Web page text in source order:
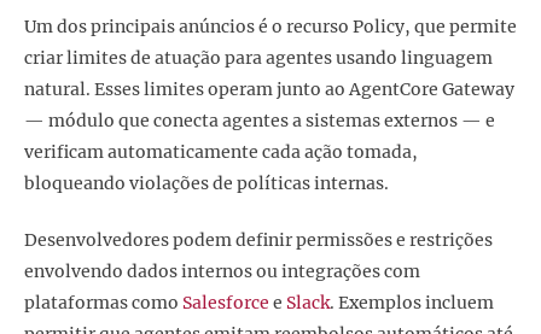
Um dos principais anúncios é o recurso Policy, que permite
criar limites de atuação para agentes usando linguagem
natural. Esses limites operam junto ao AgentCore Gateway
— módulo que conecta agentes a sistemas externos — e
verificam automaticamente cada ação tomada,
bloqueando violações de políticas internas.
Desenvolvedores podem definir permissões e restrições
envolvendo dados internos ou integrações com
plataformas como Salesforce e Slack. Exemplos incluem